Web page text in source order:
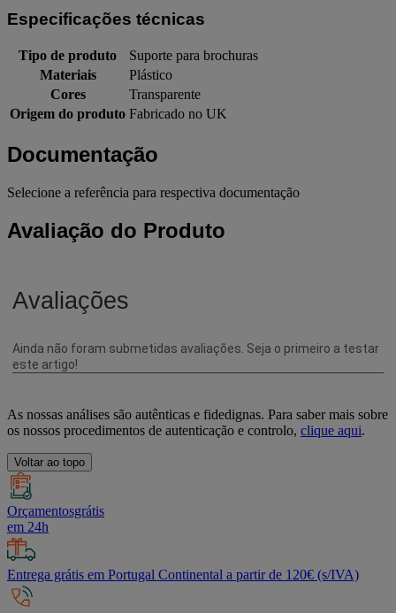
Especificações técnicas
Tipo de produto
Suporte para brochuras
Materiais
Plástico
Cores
Transparente
Origem do produto Fabricado no UK
Documentação
Selecione a referência para respectiva documentação
Avaliação do Produto
As nossas análises são autênticas e fidedignas. Para saber mais sobre
os nossos procedimentos de autenticação e controlo, clique aqui.
Voltar ao topo
Orçamentosgrátis
em 24h
Entrega grátis em Portugal Continental a partir de 120€ (s/IVA)